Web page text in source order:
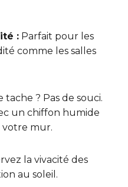
: Parfait pour les
comme les salles
tache ? Pas de souci.
un chiffon humide
votre mur.
la vivacité des
au soleil.